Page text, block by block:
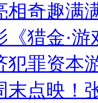
相奇趣满
《猎金·
犯罪资本
末点映！